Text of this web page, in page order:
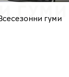
ГУМИ
гуми